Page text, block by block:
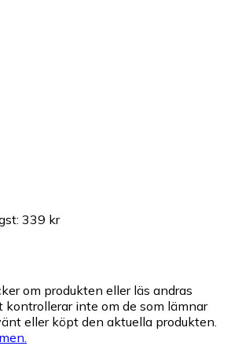
: 339 kr
om produkten eller läs andras
kontrollerar inte om de som lämnar
eller köpt den aktuella produkten.